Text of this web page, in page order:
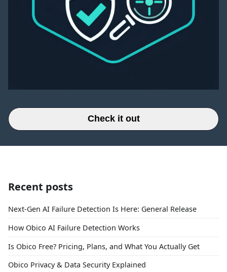
Check it out
Recent posts
Next-Gen AI Failure Detection Is Here: General Release
How Obico AI Failure Detection Works
Is Obico Free? Pricing, Plans, and What You Actually Get
Obico Privacy & Data Security Explained